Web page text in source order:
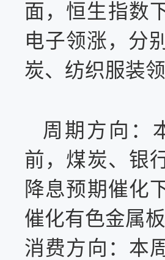
面，恒生指数
电子领涨，分
炭、纺织服装
周期方向：
前，煤炭、银
降息预期催化
催化有色金属板
消费方向：本